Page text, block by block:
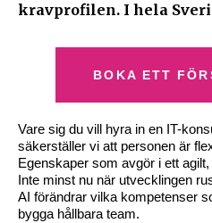
kravprofilen. I hela
BOKA ETT
Vare sig du vill hyra in en IT-
säkerställer vi att personen är
Egenskaper som avgör i ett
Inte minst nu när utvecklingen
AI förändrar vilka kompetenser
bygga hållbara team.